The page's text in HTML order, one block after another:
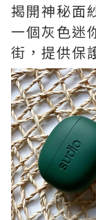
揭開神秘面
一個灰色迷
街，提供保